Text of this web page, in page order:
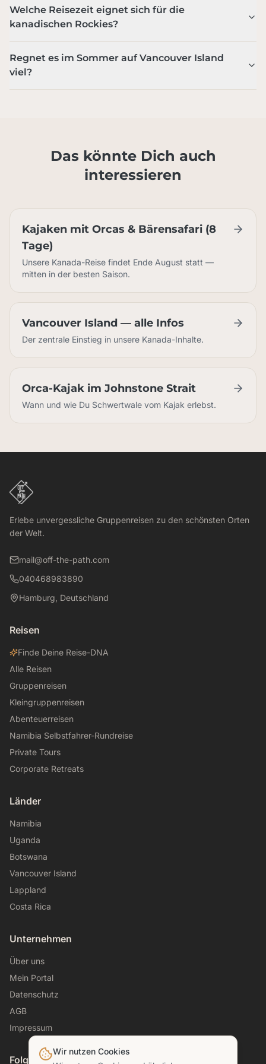
Welche Reisezeit eignet sich für die
kanadischen Rockies?
Regnet es im Sommer auf Vancouver Island
viel?
Das könnte Dich auch
interessieren
Kajaken mit Orcas & Bärensafari (8
Tage)
Unsere Kanada-Reise findet Ende August statt —
mitten in der besten Saison.
Vancouver Island — alle Infos
Der zentrale Einstieg in unsere Kanada-Inhalte.
Orca-Kajak im Johnstone Strait
Wann und wie Du Schwertwale vom Kajak erlebst.
Erlebe unvergessliche Gruppenreisen zu den schönsten Orten
der Welt.
mail@off-the-path.com
040468983890
Hamburg, Deutschland
Reisen
Finde Deine Reise-DNA
Alle Reisen
Gruppenreisen
Kleingruppenreisen
Abenteuerreisen
Namibia Selbstfahrer-Rundreise
Private Tours
Corporate Retreats
Länder
Namibia
Uganda
Botswana
Vancouver Island
Lappland
Costa Rica
Unternehmen
Über uns
Mein Portal
Datenschutz
AGB
Impressum
Folge uns
Wir nutzen Cookies